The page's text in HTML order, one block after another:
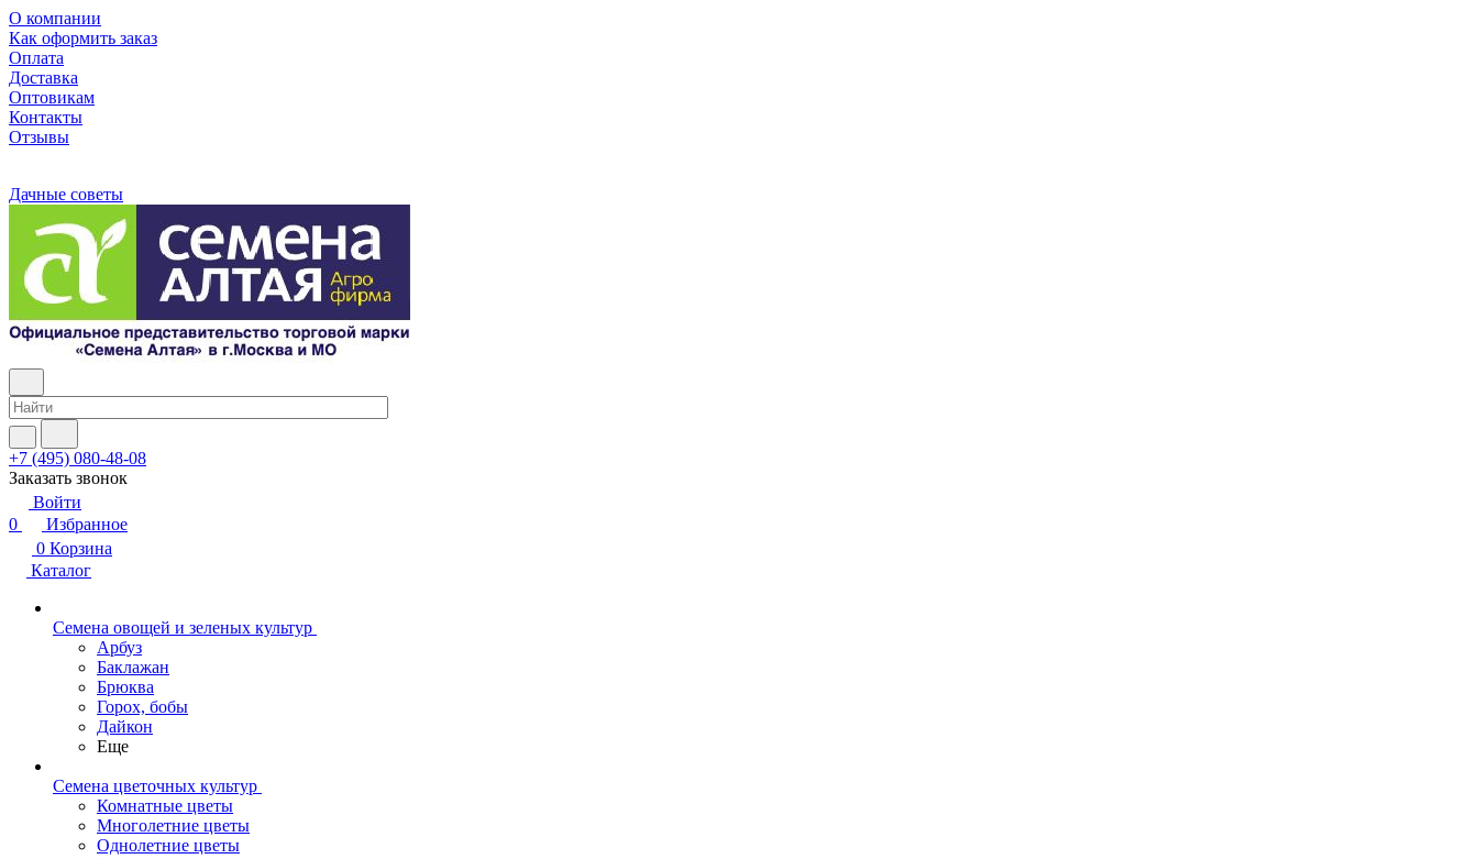
О компании
Как оформить заказ
Оплата
Доставка
Оптовикам
Контакты
Отзывы
Дачные советы
+7 (495) 080-48-08
Заказать звонок
Войти
0
Избранное
0 Корзина
Каталог
Семена овощей и зеленых культур
Арбуз
Баклажан
Брюква
Горох, бобы
Дайкон
Еще
Семена цветочных культур
Комнатные цветы
Многолетние цветы
Однолетние цветы